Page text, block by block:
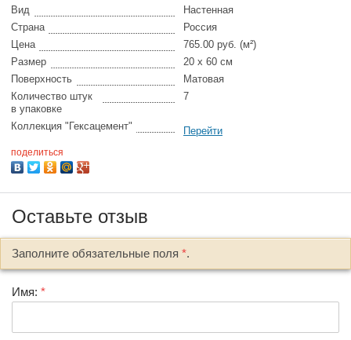
Вид
Настенная
Страна
Россия
Цена
765.00 руб. (м²)
Размер
20 x 60 см
Поверхность
Матовая
Количество штук
в упаковке
7
Коллекция "Гексацемент" Перейти
поделиться
Оставьте отзыв
Заполните обязательные поля *.
Имя: *